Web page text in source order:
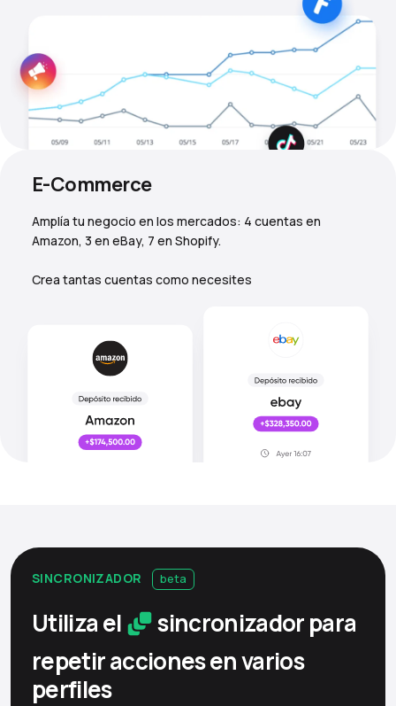
E-Commerce
Amplía tu negocio en los mercados: 4 cuentas en
Amazon, 3 en eBay, 7 en Shopify.
Crea tantas cuentas como necesites
SINCRONIZADOR beta
Utiliza el
sincronizador para
repetir acciones en varios
perfiles